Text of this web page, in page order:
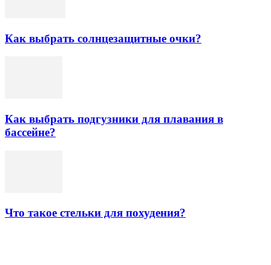
Как выбрать солнцезащитные очки?
Как выбрать подгузники для плавания в
бассейне?
Что такое стельки для похудения?